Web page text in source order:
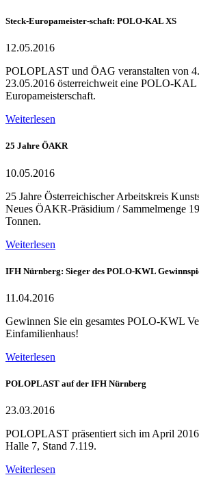
Steck-Europameister-schaft: POLO-KAL XS
12.05.2016
POLOPLAST und ÖAG veranstalten von
23.05.2016 österreichweit eine POLO-KAL
Europameisterschaft.
Weiterlesen
25 Jahre ÖAKR
10.05.2016
25 Jahre Österreichischer Arbeitskreis
Neues ÖAKR-Präsidium / Sammelmenge
Tonnen.
Weiterlesen
IFH Nürnberg: Sieger des POLO-KWL
11.04.2016
Gewinnen Sie ein gesamtes POLO-KWL
Einfamilienhaus!
Weiterlesen
POLOPLAST auf der IFH Nürnberg
23.03.2016
POLOPLAST präsentiert sich im April
Halle 7, Stand 7.119.
Weiterlesen